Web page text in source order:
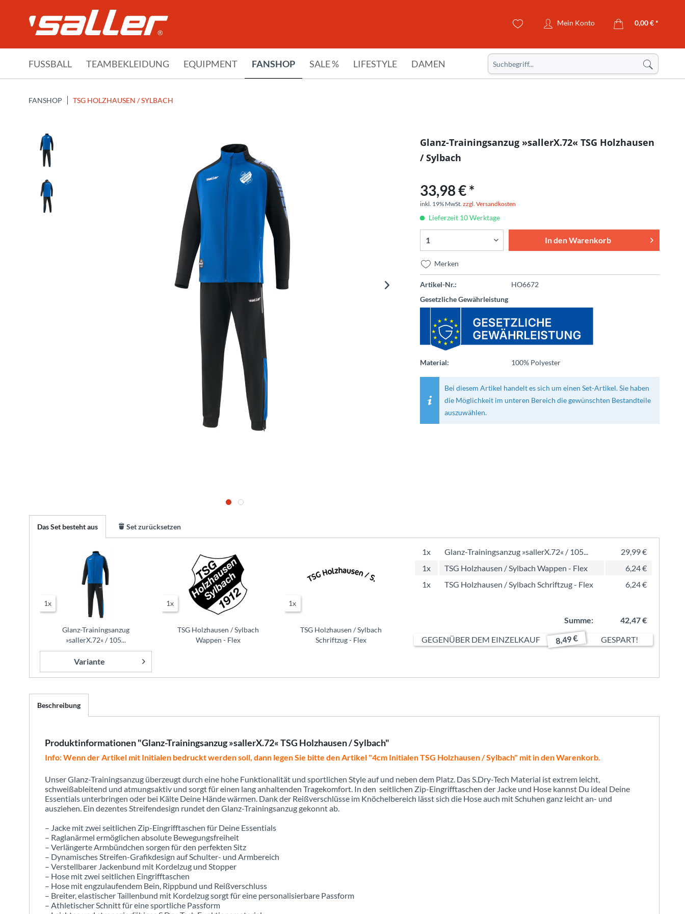
Mein Konto 0,00 € *
FUSSBALL TEAMBEKLEIDUNG EQUIPMENT FANSHOP SALE % LIFESTYLE DAMEN
FANSHOP TSG HOLZHAUSEN / SYLBACH
Glanz-Trainingsanzug »sallerX.72« TSG Holzhausen
/ Sylbach
33,98 € *
inkl. 19% MwSt. zzgl. Versandkosten
Lieferzeit 10 Werktage
In denWarenkorb
Merken
Artikel-Nr.:
HO6672
Gesetzliche Gewährleistung
Material: 100% Polyester
Bei diesem Artikel handelt es sich um einen Set-Artikel. Sie haben
die Möglichkeit im unteren Bereich die gewünschten Bestandteile
auszuwählen.
Das Set besteht aus Set zurücksetzen
1x
Glanz-Trainingsanzug
»sallerX.72« / 105...
Variante
1x
TSG Holzhausen / Sylbach
Wappen - Flex
1x
TSG Holzhausen / Sylbach
Schriftzug - Flex
1x Glanz-Trainingsanzug »sallerX.72« / 105...
29,99 €
1x
TSG Holzhausen / Sylbach Wappen - Flex
6,24 €
1x
TSG Holzhausen / Sylbach Schriftzug - Flex 6,24 €
Summe:
42,47 €
GEGENÜBER DEM EINZELKAUF
8,49 € GESPART!
Beschreibung
Produktinformationen "Glanz-Trainingsanzug »sallerX.72« TSG Holzhausen / Sylbach"
Info: Wenn der Artikel mit Initialen bedruckt werden soll, dann legen Sie bitte den Artikel "4cm Initialen TSG Holzhausen / Sylbach" mit in den Warenkorb.
Unser Glanz-Trainingsanzug überzeugt durch eine hohe Funktionalität und sportlichen Style auf und neben dem Platz. Das S.Dry-Tech Material ist extrem leicht,
schweißableitend und atmungsaktiv und sorgt für einen lang anhaltenden Tragekomfort. In den seitlichen Zip-Eingrifftaschen der Jacke und Hose kannst Du ideal Deine
Essentials unterbringen oder bei Kälte Deine Hände wärmen. Dank der Reißverschlüsse im Knöchelbereich lässt sich die Hose auch mit Schuhen ganz leicht an- und
ausziehen. Ein dezentes Streifendesign rundet den Glanz-Trainingsanzug gekonnt ab.
– Jacke mit zwei seitlichen Zip-Eingrifftaschen für Deine Essentials
– Raglanärmel ermöglichen absolute Bewegungsfreiheit
– Verlängerte Armbündchen sorgen für den perfekten Sitz
– Dynamisches Streifen-Grafikdesign auf Schulter- und Armbereich
– Verstellbarer Jackenbund mit Kordelzug und Stopper
– Hose mit zwei seitlichen Eingrifftaschen
– Hose mit engzulaufendem Bein, Rippbund und Reißverschluss
– Breiter, elastischer Taillenbund mit Kordelzug sorgt für eine personalisierbare Passform
– Athletischer Schnitt für eine sportliche Passform